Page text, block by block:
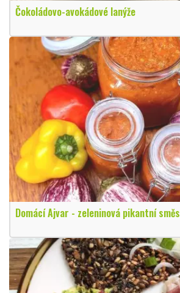
Čokoládovo-avokádové lanýže
Domácí Ajvar - zeleninová pikantní směs